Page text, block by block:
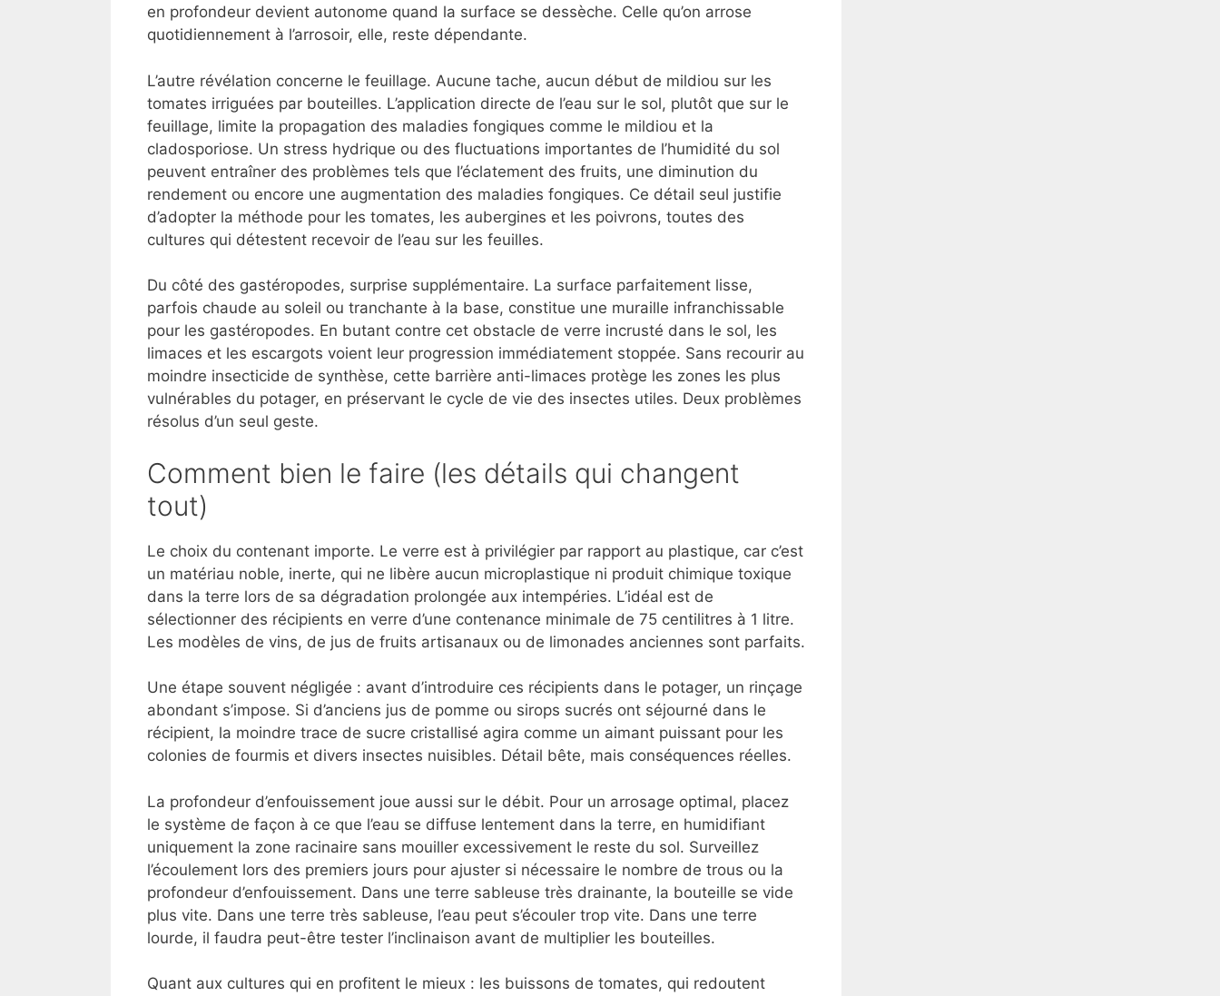
en profondeur devient autonome quand la surface se dessèche. Celle qu’on arrose
quotidiennement à l’arrosoir, elle, reste dépendante.
L’autre révélation concerne le feuillage. Aucune tache, aucun début de mildiou sur les
tomates irriguées par bouteilles. L’application directe de l’eau sur le sol, plutôt que sur le
feuillage, limite la propagation des maladies fongiques comme le mildiou et la
cladosporiose. Un stress hydrique ou des fluctuations importantes de l’humidité du sol
peuvent entraîner des problèmes tels que l’éclatement des fruits, une diminution du
rendement ou encore une augmentation des maladies fongiques. Ce détail seul justifie
d’adopter la méthode pour les tomates, les aubergines et les poivrons, toutes des
cultures qui détestent recevoir de l’eau sur les feuilles.
Du côté des gastéropodes, surprise supplémentaire. La surface parfaitement lisse,
parfois chaude au soleil ou tranchante à la base, constitue une muraille infranchissable
pour les gastéropodes. En butant contre cet obstacle de verre incrusté dans le sol, les
limaces et les escargots voient leur progression immédiatement stoppée. Sans recourir au
moindre insecticide de synthèse, cette barrière anti-limaces protège les zones les plus
vulnérables du potager, en préservant le cycle de vie des insectes utiles. Deux problèmes
résolus d’un seul geste.
Comment bien le faire (les détails qui changent
tout)
Le choix du contenant importe. Le verre est à privilégier par rapport au plastique, car c’est
un matériau noble, inerte, qui ne libère aucun microplastique ni produit chimique toxique
dans la terre lors de sa dégradation prolongée aux intempéries. L’idéal est de
sélectionner des récipients en verre d’une contenance minimale de 75 centilitres à 1 litre.
Les modèles de vins, de jus de fruits artisanaux ou de limonades anciennes sont parfaits.
Une étape souvent négligée : avant d’introduire ces récipients dans le potager, un rinçage
abondant s’impose. Si d’anciens jus de pomme ou sirops sucrés ont séjourné dans le
récipient, la moindre trace de sucre cristallisé agira comme un aimant puissant pour les
colonies de fourmis et divers insectes nuisibles. Détail bête, mais conséquences réelles.
La profondeur d’enfouissement joue aussi sur le débit. Pour un arrosage optimal, placez
le système de façon à ce que l’eau se diffuse lentement dans la terre, en humidifiant
uniquement la zone racinaire sans mouiller excessivement le reste du sol. Surveillez
l’écoulement lors des premiers jours pour ajuster si nécessaire le nombre de trous ou la
profondeur d’enfouissement. Dans une terre sableuse très drainante, la bouteille se vide
plus vite. Dans une terre très sableuse, l’eau peut s’écouler trop vite. Dans une terre
lourde, il faudra peut-être tester l’inclinaison avant de multiplier les bouteilles.
Quant aux cultures qui en profitent le mieux : les buissons de tomates, qui redoutent